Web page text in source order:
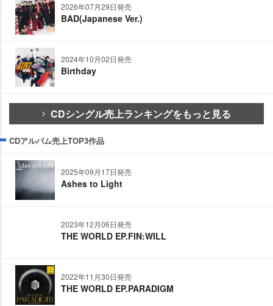
2026年07月29日発売
BAD(Japanese Ver.)
2024年10月02日発売
Birthday
CDシングル売上ランキングをもっと見る
CDアルバム売上TOP3作品
2025年09月17日発売
Ashes to Light
2023年12月06日発売
THE WORLD EP.FIN:WILL
2022年11月30日発売
THE WORLD EP.PARADIGM